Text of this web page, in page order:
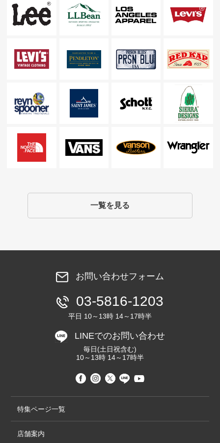
一覧を見る
お問い合わせフォーム
03-5816-1203
平日 10～13時 14～17時半
LINEでのお問い合わせ
毎日(土日祝含む)
10～13時 14～17時半
特集ページ一覧
店舗案内